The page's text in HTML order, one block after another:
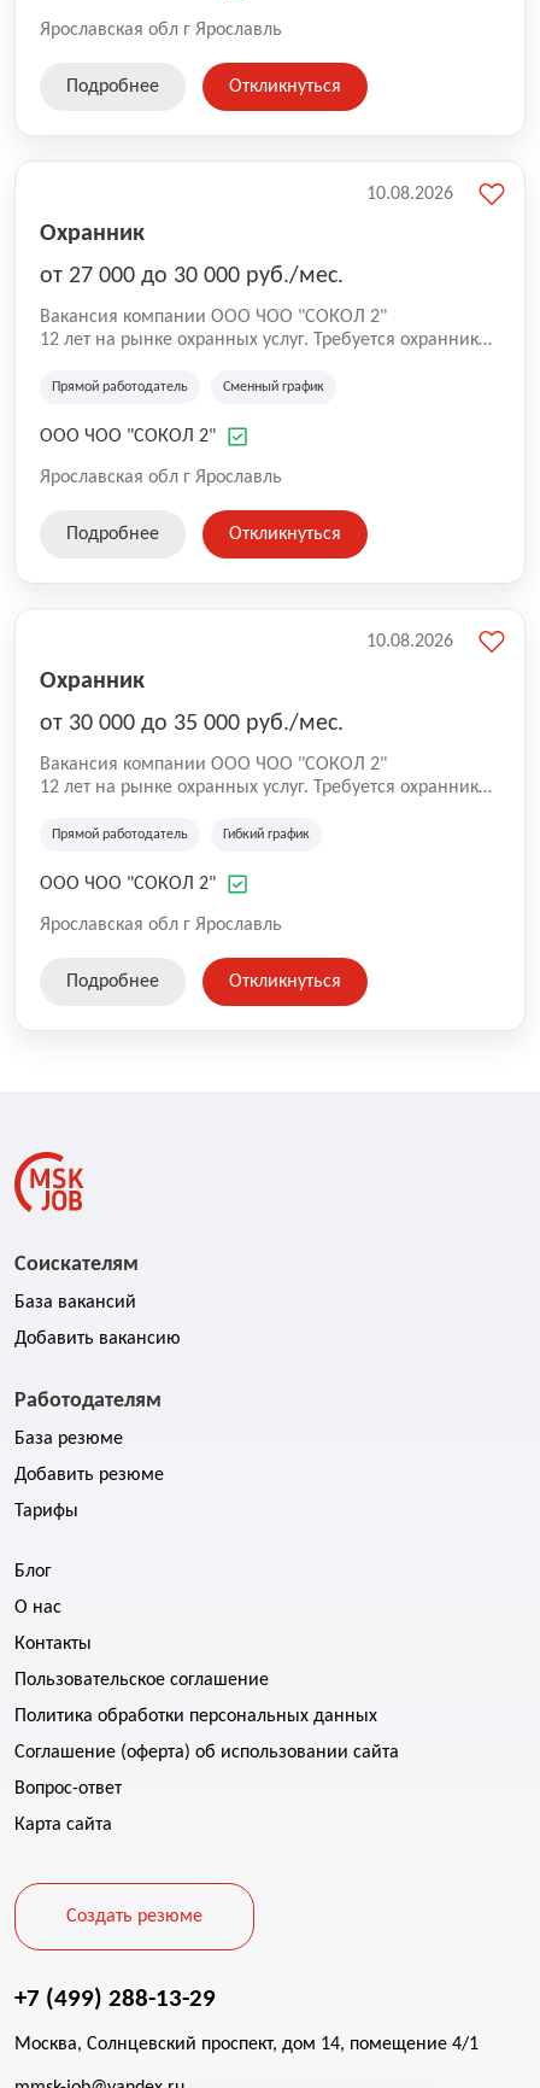
Ярославская обл г Ярославль
Подробнее Откликнуться
Охранник
от 27 000 до 30 000 руб./мес.
Вакансия компании ООО ЧОО "СОКОЛ 2"
12 лет на рынке охранных услуг. Требуется охранник
Прямой работодатель Сменный график
ООО ЧОО "СОКОЛ 2"
Ярославская обл г Ярославль
10.08.2026
Подробнее Откликнуться
Охранник
от 30 000 до 35 000 руб./мес.
Вакансия компании ООО ЧОО "СОКОЛ 2"
12 лет на рынке охранных услуг. Требуется охранник
Прямой работодатель Гибкий график
ООО ЧОО "СОКОЛ 2"
Ярославская обл г Ярославль
10.08.2026
Подробнее Откликнуться
Соискателям
База вакансий
Добавить вакансию
Работодателям
База резюме
Добавить резюме
Тарифы
Блог
О нас
Контакты
Пользовательское соглашение
Политика обработки персональных данных
Соглашение (оферта) об использовании сайта
Вопрос-ответ
Карта сайта
Создать резюме
+7 (499) 288-13-29
Москва, Солнцевский проспект, дом 14, помещение 4/1